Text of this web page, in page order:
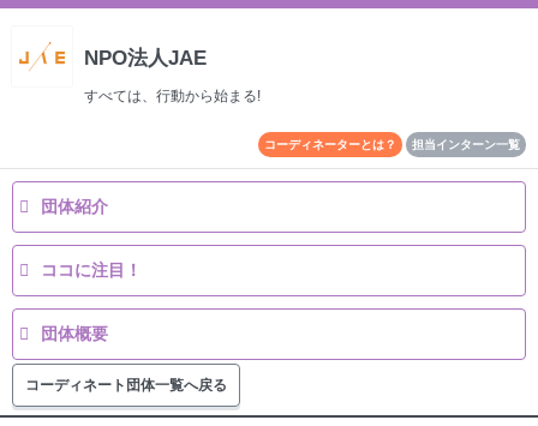
NPO法人JAE
すべては、行動から始まる!
コーディネーターとは？ 担当インターン一覧
団体紹介
ココに注目！
団体概要
コーディネート団体一覧へ戻る